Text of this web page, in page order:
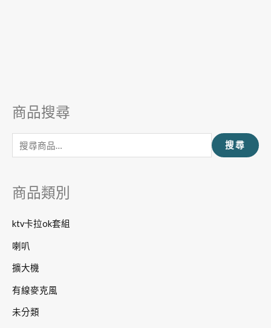
商品搜尋
搜
關
:
搜尋
商品類別
ktv卡拉ok套組
喇叭
擴大機
有線麥克風
未分類